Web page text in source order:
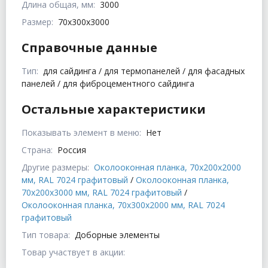
Длина общая, мм: 3000
Размер: 70x300x3000
Справочные данные
Тип: для сайдинга / для термопанелей / для фасадных
панелей / для фиброцементного сайдинга
Остальные характеристики
Показывать элемент в меню: Нет
Страна: Россия
Другие размеры: Околооконная планка, 70x200x2000
мм, RAL 7024 графитовый / Околооконная планка,
70x200x3000 мм, RAL 7024 графитовый /
Околооконная планка, 70x300x2000 мм, RAL 7024
графитовый
Тип товара: Доборные элементы
Товар участвует в акции: